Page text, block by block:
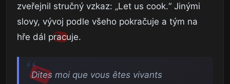
zveřejnil stručný vzkaz: „Let us cook.“ Jinými
slovy, vývoj podle všeho pokračuje a tým na
hře dál pracuje.
Dites moi que vous êtes vivants